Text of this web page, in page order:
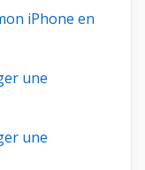
iPhone en
une
une